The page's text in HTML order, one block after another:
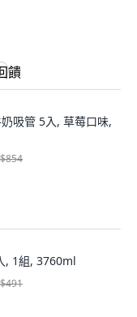
吸管 5入, 草莓口味,
$854
, 1組, 3760ml
$491